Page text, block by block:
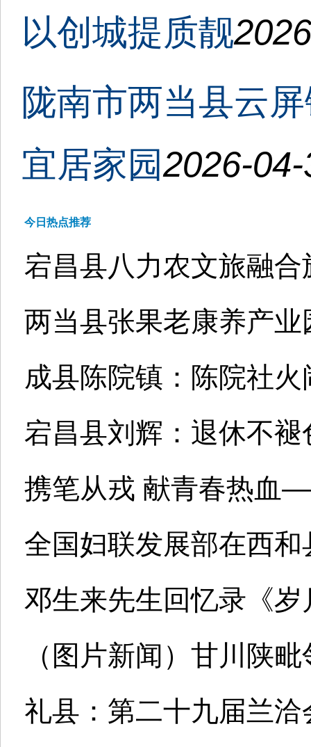
以创城提质靓
陇南市两当县云
宜居家园2026-
今日热点推荐
宕昌县八力农文旅融
两当县张果老康养产业
成县陈院镇：陈院社
宕昌县刘辉：退休不
携笔从戎 献青春热血
全国妇联发展部在西
邓生来先生回忆录《
（图片新闻）甘川陕
礼县：第二十九届兰